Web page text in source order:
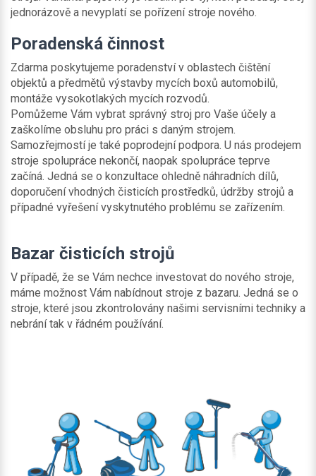
jednorázově a nevyplatí se pořízení stroje nového.
Poradenská činnost
Zdarma poskytujeme poradenství v oblastech čištění
objektů a předmětů výstavby mycích boxů automobilů,
montáže vysokotlakých mycích rozvodů.
Pomůžeme Vám vybrat správný stroj pro Vaše účely a
zaškolíme obsluhu pro práci s daným strojem.
Samozřejmostí je také poprodejní podpora. U nás prodejem
stroje spolupráce nekončí, naopak spolupráce teprve
začíná. Jedná se o konzultace ohledně náhradních dílů,
doporučení vhodných čisticích prostředků, údržby strojů a
případné vyřešení vyskytnutého problému se zařízením.
Bazar čisticích strojů
V případě, že se Vám nechce investovat do nového stroje,
máme možnost Vám nabídnout stroje z bazaru. Jedná se o
stroje, které jsou zkontrolovány našimi servisními techniky a
nebrání tak v řádném používání.